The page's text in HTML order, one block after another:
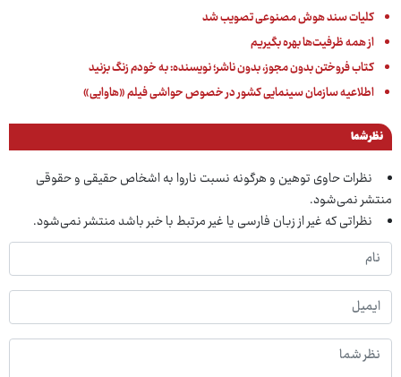
کلیات سند هوش مصنوعی تصویب شد
از همه‌ ظرفیت‌ها بهره بگیریم
کتاب فروختن بدون مجوز، بدون ناشر؛ نویسنده: به خودم زنگ بزنید
اطلاعیه سازمان سینمایی کشور در خصوص حواشی فیلم «هاوایی»
نظر شما
نظرات حاوی توهین و هرگونه نسبت ناروا به اشخاص حقیقی و حقوقی
منتشر نمی‌شود.
نظراتی که غیر از زبان فارسی یا غیر مرتبط با خبر باشد منتشر نمی‌شود.